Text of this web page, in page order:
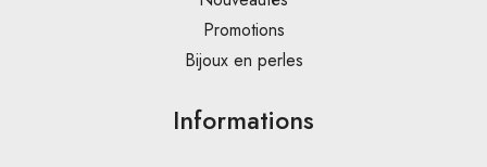
Promotions
Bijoux en perles
Informations